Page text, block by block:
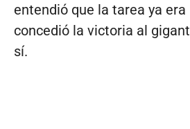
entendió que la tarea ya
concedió la victoria al
sí.